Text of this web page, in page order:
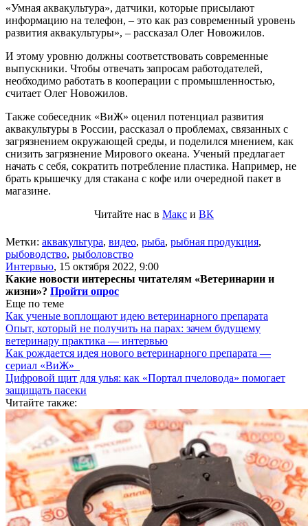
«Умная аквакультура», датчики, которые присылают
информацию на телефон, – это как раз современный уровень
развития аквакультуры», – рассказал Олег Новожилов.
И этому уровню должны соответствовать современные
выпускники. Чтобы отвечать запросам работодателей,
необходимо работать в кооперации с промышленностью,
считает Олег Новожилов.
Также собеседник «ВиЖ» оценил потенциал развития
аквакультуры в России, рассказал о проблемах, связанных с
загрязнением окружающей среды, и поделился мнением, как
снизить загрязнение Мирового океана. Ученый предлагает
начать с себя, сократить потребление пластика. Например, не
брать крышечку для стакана с кофе или очередной пакет в
магазине.
Читайте нас в Макс и ВК
Метки: аквакультура, видео, рыба, рыбная продукция,
рыбоводство, рыболовство
Интервью, 15 октября 2022, 9:00
Какие новости интересны читателям «Ветеринарии и
жизни»? Пройти опрос
Еще по теме
Как ученые воплощают идею ветеринарного препарата
Опыт, который не получить на парах: зачем будущему
ветеринару практика — интервью
Как рождается идея нового ветеринарного препарата —
сериал «ВиЖ»
Цифровой щит для улья: как «Портал пчеловода» помогает
защищать пасеки
Читайте также: